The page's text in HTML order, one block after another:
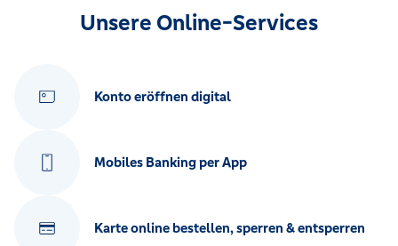
Unsere Online-Services
Konto eröffnen digital
Mobiles Banking per App
Karte online bestellen, sperren & entsperren